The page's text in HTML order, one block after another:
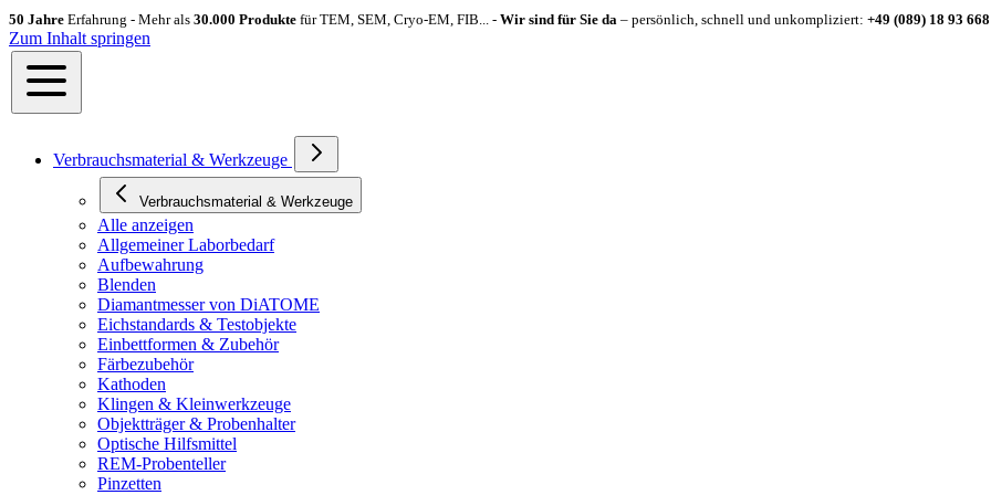
50 Jahre Erfahrung - Mehr als 30.000 Produkte für TEM, SEM, Cryo-EM, FIB... - Wir sind für Sie da – persönlich, schnell und unkompliziert: +49 (089) 18 93
Zum Inhalt springen
Verbrauchsmaterial & Werkzeuge
Verbrauchsmaterial & Werkzeuge
Alle anzeigen
Allgemeiner Laborbedarf
Aufbewahrung
Blenden
Diamantmesser von DiATOME
Eichstandards & Testobjekte
Einbettformen & Zubehör
Färbezubehör
Kathoden
Klingen & Kleinwerkzeuge
Objektträger & Probenhalter
Optische Hilfsmittel
REM-Probenteller
Pinzetten